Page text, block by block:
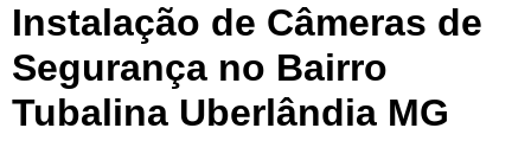
Instalação de Câmeras de
Segurança no Bairro
Tubalina Uberlândia MG